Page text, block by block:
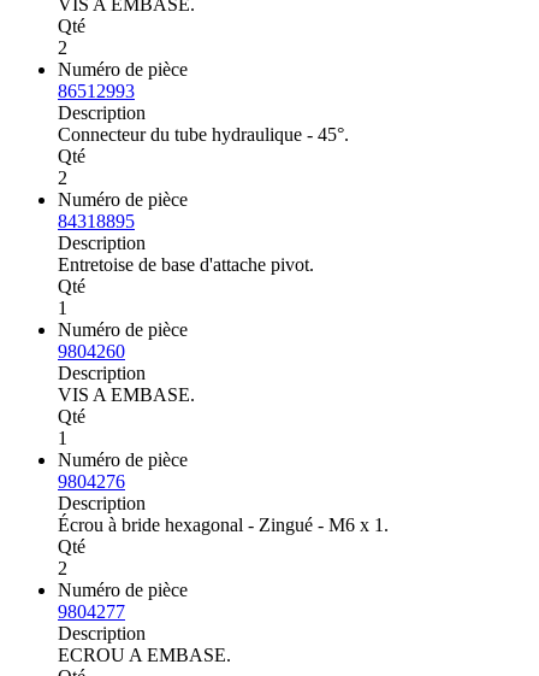
Qté
2
Numéro de pièce
86512993
Description
Connecteur du tube hydraulique - 45°.
Qté
2
Numéro de pièce
84318895
Description
Entretoise de base d'attache pivot.
Qté
1
Numéro de pièce
9804260
Description
VIS A EMBASE.
Qté
1
Numéro de pièce
9804276
Description
Écrou à bride hexagonal - Zingué - M6 x 1.
Qté
2
Numéro de pièce
9804277
Description
ECROU A EMBASE.